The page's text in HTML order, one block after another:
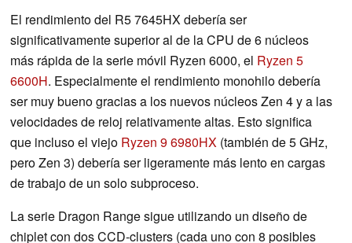
El rendimiento del R5 7645HX debería ser
significativamente superior al de la CPU de 6 núcleos
más rápida de la serie móvil Ryzen 6000, el Ryzen 5
6600H. Especialmente el rendimiento monohilo debería
ser muy bueno gracias a los nuevos núcleos Zen 4 y a las
velocidades de reloj relativamente altas. Esto significa
que incluso el viejo Ryzen 9 6980HX (también de 5 GHz,
pero Zen 3) debería ser ligeramente más lento en cargas
de trabajo de un solo subproceso.
La serie Dragon Range sigue utilizando un diseño de
chiplet con dos CCD-clusters (cada uno con 8 posibles